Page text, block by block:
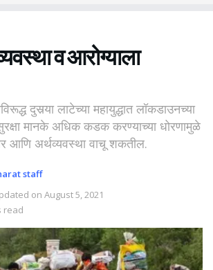
व आरोग्याला
दुसर्‍या लाटेच्या महायुद्धात लॉकडाउनच्या
मानके अधिक कडक करण्याच्या धोरणामुळे
आणि अर्थव्यवस्था वाचू शकतील.
staff
on August 5, 2021
read